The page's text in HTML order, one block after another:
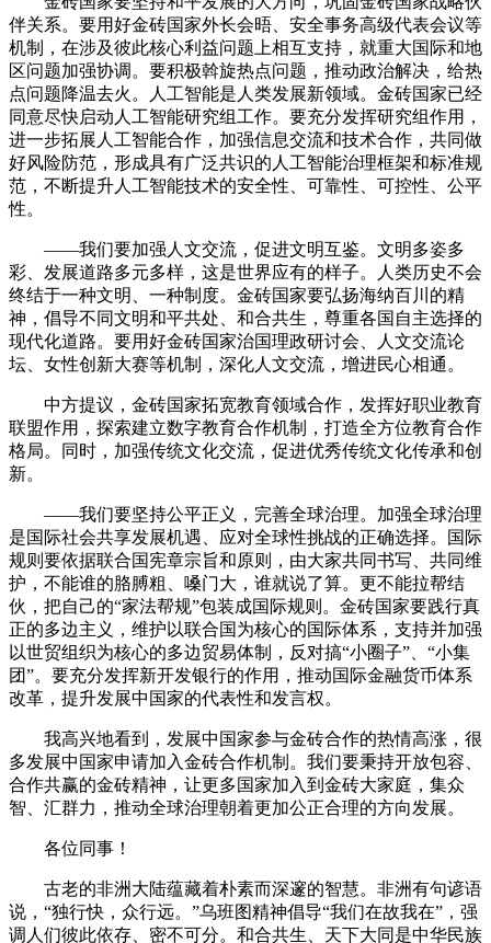
伴关系。要用好金砖国家外长会晤、安全事务高级代表会议等
机制，在涉及彼此核心利益问题上相互支持，就重大国际和地
区问题加强协调。要积极斡旋热点问题，推动政治解决，给热
点问题降温去火。人工智能是人类发展新领域。金砖国家已经
同意尽快启动人工智能研究组工作。要充分发挥研究组作用，
进一步拓展人工智能合作，加强信息交流和技术合作，共同做
好风险防范，形成具有广泛共识的人工智能治理框架和标准规
范，不断提升人工智能技术的安全性、可靠性、可控性、公平
性。
——我们要加强人文交流，促进文明互鉴。文明多姿多
彩、发展道路多元多样，这是世界应有的样子。人类历史不会
终结于一种文明、一种制度。金砖国家要弘扬海纳百川的精
神，倡导不同文明和平共处、和合共生，尊重各国自主选择的
现代化道路。要用好金砖国家治国理政研讨会、人文交流论
坛、女性创新大赛等机制，深化人文交流，增进民心相通。
中方提议，金砖国家拓宽教育领域合作，发挥好职业教育
联盟作用，探索建立数字教育合作机制，打造全方位教育合作
格局。同时，加强传统文化交流，促进优秀传统文化传承和创
新。
——我们要坚持公平正义，完善全球治理。加强全球治理
是国际社会共享发展机遇、应对全球性挑战的正确选择。国际
规则要依据联合国宪章宗旨和原则，由大家共同书写、共同维
护，不能谁的胳膊粗、嗓门大，谁就说了算。更不能拉帮结
伙，把自己的“家法帮规”包装成国际规则。金砖国家要践行真
正的多边主义，维护以联合国为核心的国际体系，支持并加强
以世贸组织为核心的多边贸易体制，反对搞“小圈子”、“小集
团”。要充分发挥新开发银行的作用，推动国际金融货币体系
改革，提升发展中国家的代表性和发言权。
我高兴地看到，发展中国家参与金砖合作的热情高涨，很
多发展中国家申请加入金砖合作机制。我们要秉持开放包容、
合作共赢的金砖精神，让更多国家加入到金砖大家庭，集众
智、汇群力，推动全球治理朝着更加公正合理的方向发展。
各位同事！
古老的非洲大陆蕴藏着朴素而深邃的智慧。非洲有句谚语
说，“独行快，众行远。”乌班图精神倡导“我们在故我在”，强
调人们彼此依存、密不可分。和合共生、天下大同是中华民族